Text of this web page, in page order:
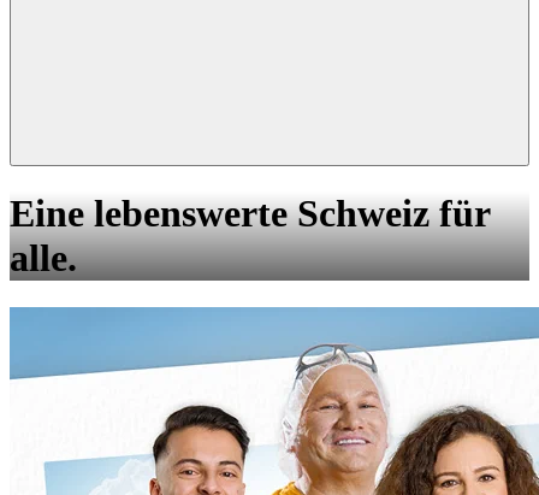
Eine lebenswerte Schweiz für
alle.